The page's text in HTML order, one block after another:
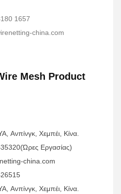
1657
china.com
Mesh Product
Ανπίνγκ, Χεμπέι, Κίνα.
Εργασίας)
china.com
Ανπίνγκ, Χεμπέι, Κίνα.